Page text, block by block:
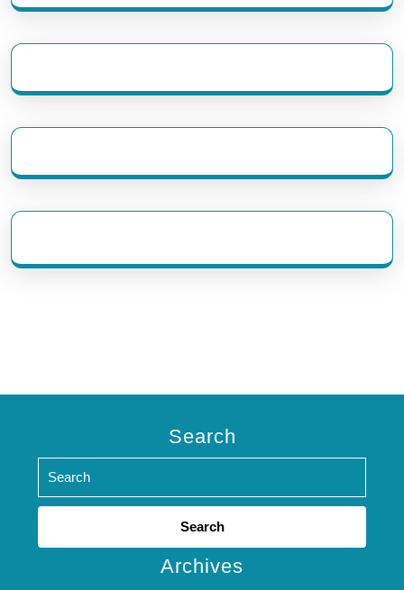
Search
Search
Archives